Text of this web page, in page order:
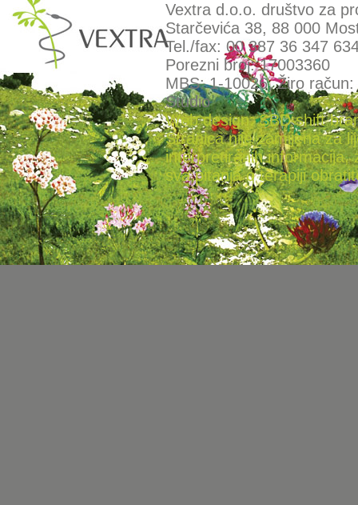
Vextra d.o.o. društvo za
Starčevića 38, 88 000
Tel./fax: 00 387 36 347
Porezni broj: 17003360
MBS: 1-10026, Žiro
Studio
Web design: SBD shift
Stranica nije zamijena za
interpretiranih informacija,
sva pitanja o terapiji